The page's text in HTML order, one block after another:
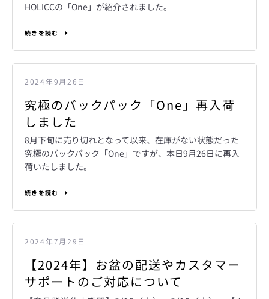
HOLICCの「One」が紹介されました。
続きを読む
2024年9月26日
究極のバックパック「One」再入荷
しました
8月下旬に売り切れとなって以来、在庫がない状態だった
究極のバックパック「One」ですが、本日9月26日に再入
荷いたしました。
続きを読む
2024年7月29日
【2024年】お盆の配送やカスタマー
サポートのご対応について